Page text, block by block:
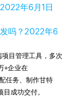
2022年6月1日
吗？2022年6
目管理工具，多次
+企业在
任务、制作甘特
成功交付。